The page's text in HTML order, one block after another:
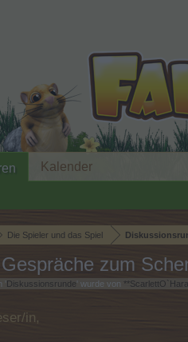
Die Spieler und das Spiel
zum
Diskussionsrunde ' wurde von
in,
Kalender